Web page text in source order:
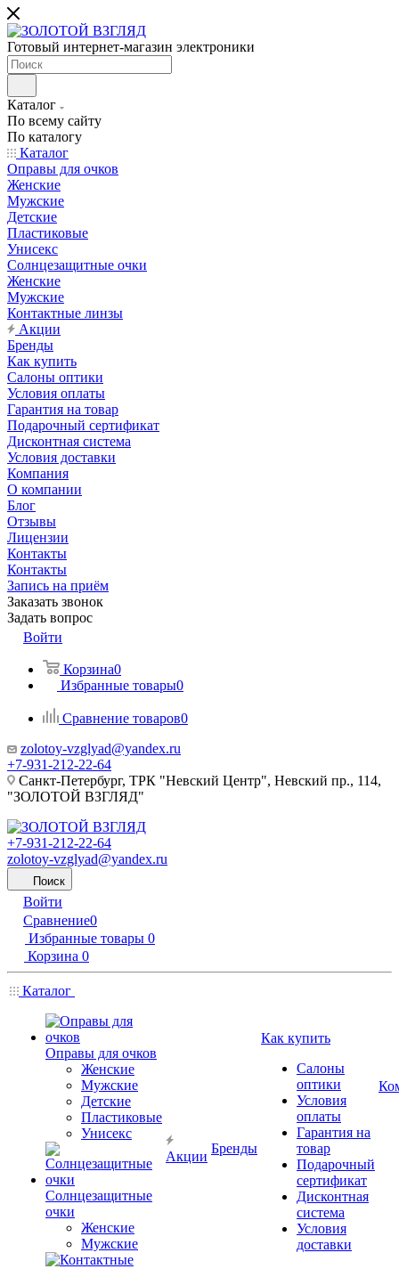
Готовый интернет-магазин электроники
Каталог
По всему сайту
По каталогу
Каталог
Оправы для очков
Женские
Мужские
Детские
Пластиковые
Унисекс
Солнцезащитные очки
Женские
Мужские
Контактные линзы
Акции
Бренды
Как купить
Салоны оптики
Условия оплаты
Гарантия на товар
Подарочный сертификат
Дисконтная система
Условия доставки
Компания
О компании
Блог
Отзывы
Лицензии
Контакты
Контакты
Запись на приём
Заказать звонок
Задать вопрос
Войти
Корзина0
Избранные товары0
Сравнение товаров0
zolotoy-vzglyad@yandex.ru
+7-931-212-22-64
Санкт-Петербург, ТРК "Невский Центр", Невский пр., 114,
"ЗОЛОТОЙ ВЗГЛЯД"
+7-931-212-22-64
zolotoy-vzglyad@yandex.ru
Поиск
Войти
Сравнение0
Избранные товары 0
Корзина 0
Каталог
Оправы для очков
Женские
Мужские
Детские
Пластиковые
Унисекс
Солнцезащитные
очки
Женские
Мужские
Акции
Бренды
Как купить
Салоны
оптики
Условия
оплаты
Гарантия на
товар
Подарочный
сертификат
Дисконтная
система
Условия
доставки